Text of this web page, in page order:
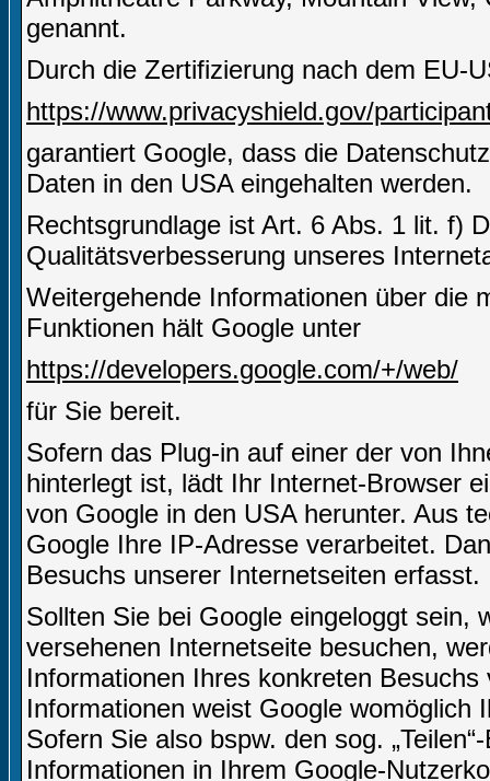
genannt.
Durch die Zertifizierung nach dem EU-
https://www.privacyshield.gov/
garantiert Google, dass die
Daten in den USA eingehalten werden.
Rechtsgrundlage ist Art. 6 Abs. 1 lit. f)
Qualitätsverbesserung unseres
Weitergehende Informationen über die
Funktionen hält Google unter
https://developers.google.com/+/web/
für Sie bereit.
Sofern das Plug-in auf einer der von
hinterlegt ist, lädt Ihr Internet-Browser
von Google in den USA herunter. Aus
Google Ihre IP-Adresse verarbeitet.
Besuchs unserer Internetseiten erfasst.
Sollten Sie bei Google eingeloggt sein,
versehenen Internetseite besuchen,
Informationen Ihres konkreten
Informationen weist Google womöglich
Sofern Sie also bspw. den sog.
Informationen in Ihrem Google-